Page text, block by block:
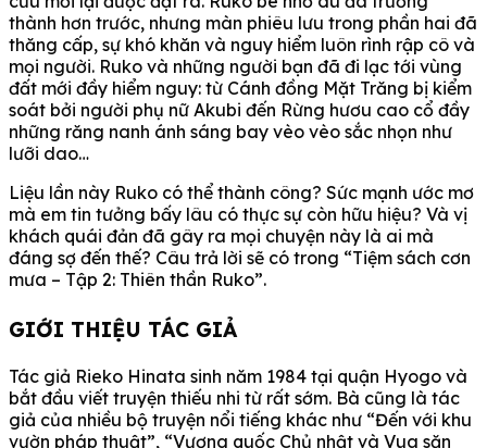
thành hơn trước, nhưng màn phiêu lưu trong phần hai đã
thăng cấp, sự khó khăn và nguy hiểm luôn rình rập cô và
mọi người. Ruko và những người bạn đã đi lạc tới vùng
đất mới đầy hiểm nguy: từ Cánh đồng Mặt Trăng bị kiểm
soát bởi người phụ nữ Akubi đến Rừng hươu cao cổ đầy
những răng nanh ánh sáng bay vèo vèo sắc nhọn như
lưỡi dao…
Liệu lần này Ruko có thể thành công? Sức mạnh ước mơ
mà em tin tưởng bấy lâu có thực sự còn hữu hiệu? Và vị
khách quái đản đã gây ra mọi chuyện này là ai mà
đáng sợ đến thế? Câu trả lời sẽ có trong “Tiệm sách cơn
mưa – Tập 2: Thiên thần Ruko”.
GIỚI THIỆU TÁC GIẢ
Tác giả Rieko Hinata sinh năm 1984 tại quận Hyogo và
bắt đầu viết truyện thiếu nhi từ rất sớm. Bà cũng là tác
giả của nhiều bộ truyện nổi tiếng khác như “Đến với khu
vườn pháp thuật”, “Vương quốc Chủ nhật và Vua săn